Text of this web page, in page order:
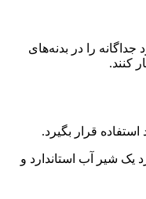
را در بدنه‌های
کنند.
قرار بگیرد.
یک شیر آب استاندارد و